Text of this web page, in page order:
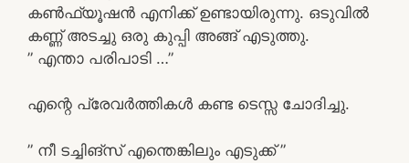
കൺഫ്യൂഷൻ എനിക്ക് ഉണ്ടായിരുന്നു. ഒടുവിൽ
കണ്ണ് അടച്ചു ഒരു കുപ്പി അങ്ങ് എടുത്തു.
” എന്താ പരിപാടി …”
എന്റെ പ്രേവർത്തികൾ കണ്ട ടെസ്സ ചോദിച്ചു.
” നീ ടച്ചിങ്‌സ് എന്തെങ്കിലും എടുക്ക് ”